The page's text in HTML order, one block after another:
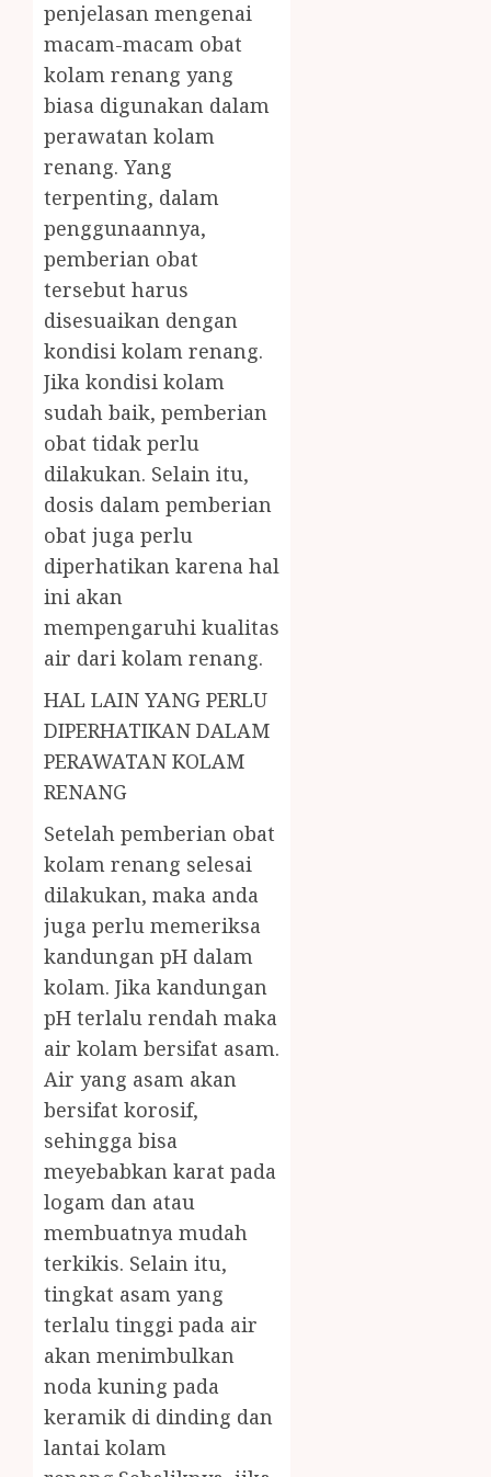
penjelasan mengenai
macam-macam obat
kolam renang yang
biasa digunakan dalam
perawatan kolam
renang. Yang
terpenting, dalam
penggunaannya,
pemberian obat
tersebut harus
disesuaikan dengan
kondisi kolam renang.
Jika kondisi kolam
sudah baik, pemberian
obat tidak perlu
dilakukan. Selain itu,
dosis dalam pemberian
obat juga perlu
diperhatikan karena hal
ini akan
mempengaruhi kualitas
air dari kolam renang.
HAL LAIN YANG PERLU
DIPERHATIKAN DALAM
PERAWATAN KOLAM
RENANG
Setelah pemberian obat
kolam renang selesai
dilakukan, maka anda
juga perlu memeriksa
kandungan pH dalam
kolam. Jika kandungan
pH terlalu rendah maka
air kolam bersifat asam.
Air yang asam akan
bersifat korosif,
sehingga bisa
meyebabkan karat pada
logam dan atau
membuatnya mudah
terkikis. Selain itu,
tingkat asam yang
terlalu tinggi pada air
akan menimbulkan
noda kuning pada
keramik di dinding dan
lantai kolam